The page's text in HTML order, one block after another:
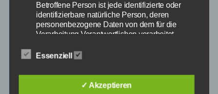
Betroffene Person ist jede identifizierte oder
identifizierbare natürliche Person, deren
personenbezogene Daten von dem für die
Verarbeitung Verantwortlichen verarbeitet
c) Verarbeitung
Verarbeitung ist jeder mit oder ohne Hilfe
automatisierter Verfahren ausgeführte Vorgang
Essenziell
✓ Akzeptieren